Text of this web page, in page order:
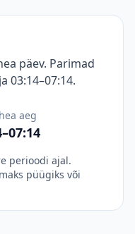
päev. Parimad
03:14–07:14.
aeg
perioodi ajal.
püügiks või